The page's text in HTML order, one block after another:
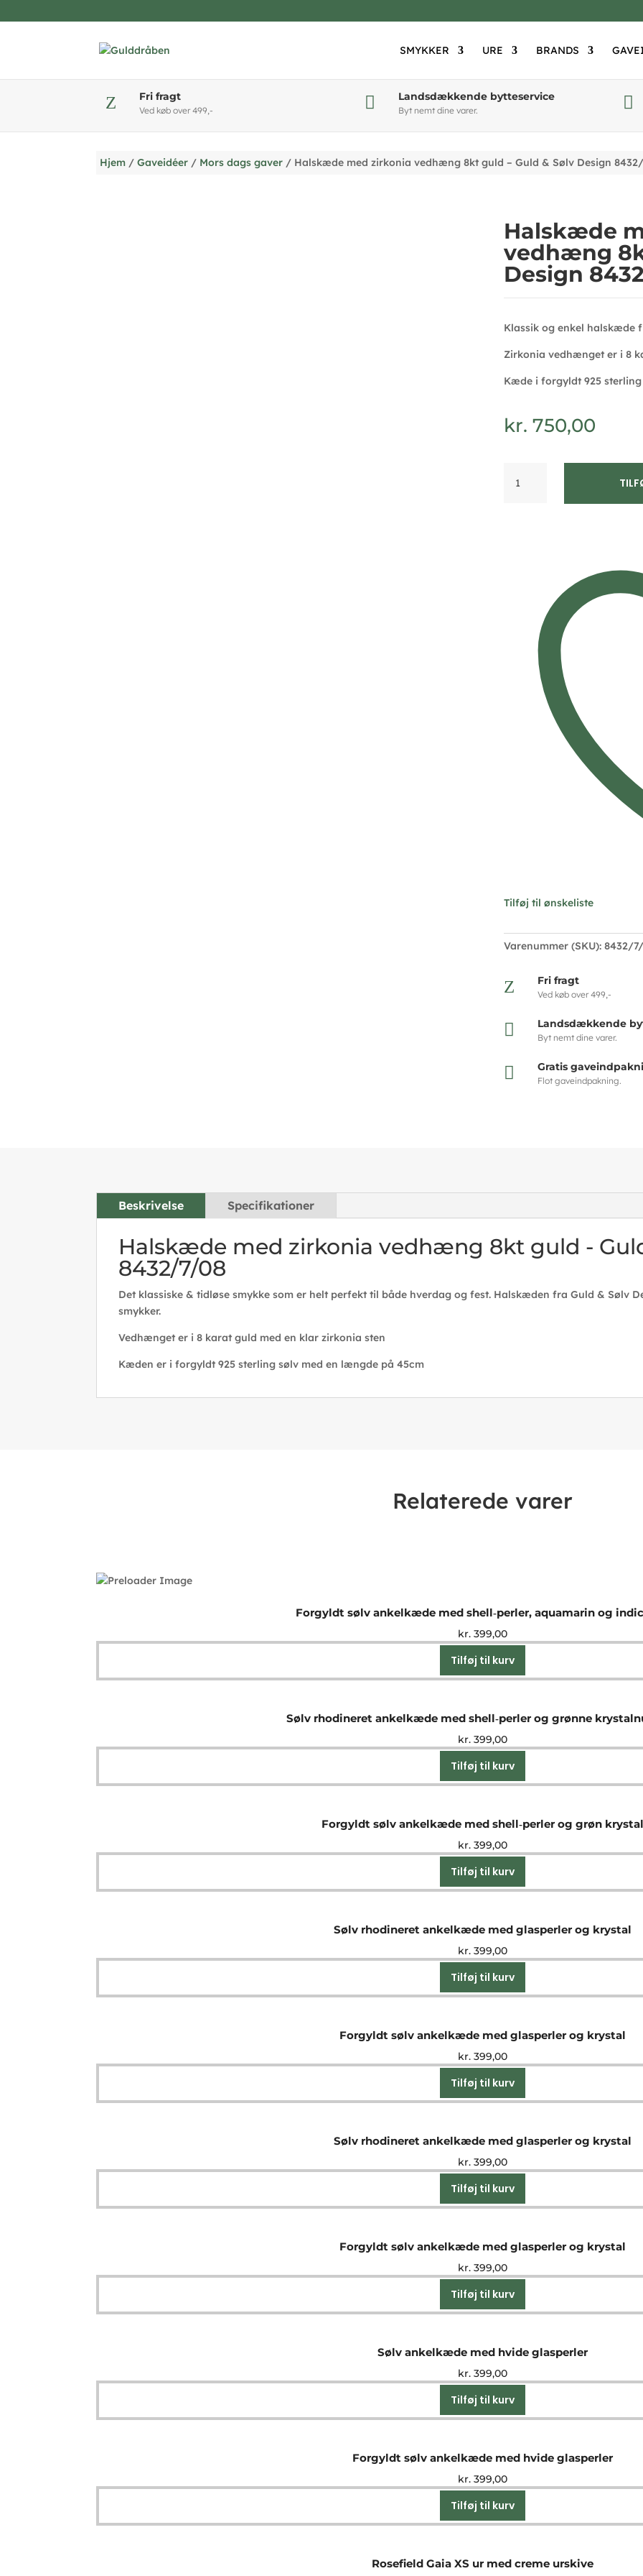
SMYKKER URE BRANDS
Z Fri fragt
Ved køb over 499,-  Landsdækkende bytteservice
Byt nemt dine varer. 
Hjem /Gaveidéer / Mors dags gaver / Halskæde med zirkonia vedhæng 8kt guld – Guld & Sølv Design
Halskæde
vedhæng
Design
Klassik og enkel halskæde
Zirkonia vedhænget er i 8
Kæde i forgyldt 925
kr. 750,00
med
8432/7/08
Tilføj til ønskeliste
Varenummer (SKU): 8432/
Z Fri fragt
Ved køb over 499,-
 Landsdækkende
Byt nemt dine varer.
 Gratis
Flot gaveindpakning.
Beskrivelse Specifikationer
Halskæde med zirkonia vedhæng 8kt guld -
8432/7/08
Det klassiske & tidløse smykke som er helt perfekt til både hverdag og fest. Halskæden fra Guld & Sølv
smykker.
Vedhænget er i 8 karat guld med en klar zirkonia sten
Kæden er i forgyldt 925 sterling sølv med en længde på 45cm
Relaterede varer
Forgyldt sølv ankelkæde med shell‑perler, aquamarin og
kr.399,00
Tilføj til kurv
Sølv rhodineret ankelkæde med shell‑perler og grønne
kr.399,00
Tilføj til kurv
Forgyldt sølv ankelkæde med shell‑perler og grøn krystal
kr.399,00
Tilføj til kurv
Sølv rhodineret ankelkæde med glasperler og krystal
kr.399,00
Tilføj til kurv
Forgyldt sølv ankelkæde med glasperler og krystal
kr.399,00
Tilføj til kurv
Sølv rhodineret ankelkæde med glasperler og krystal
kr.399,00
Tilføj til kurv
Forgyldt sølv ankelkæde med glasperler og krystal
kr.399,00
Tilføj til kurv
Sølv ankelkæde med hvide glasperler
kr.399,00
Tilføj til kurv
Forgyldt sølv ankelkæde med hvide glasperler
kr.399,00
Tilføj til kurv
Rosefield Gaia XS ur med creme urskive